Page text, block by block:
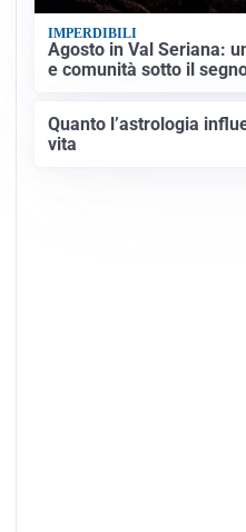
IMPERDIBILI
Agosto in Val Seriana:
e comunità sotto il
Quanto l’astrologia
vita